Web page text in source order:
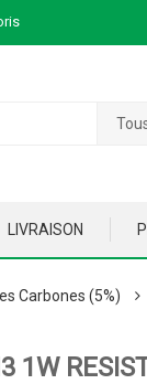
LIVRAISON
Carbones (5%)
1W